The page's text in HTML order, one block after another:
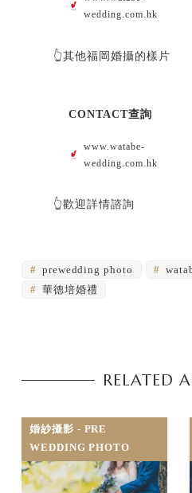
wedding.com.hk
👆其他福岡婚攝的樣片
CONTACT查詢
www.watabe-
wedding.com.hk
👆歡迎詳情諮詢
prewedding photo
華德培婚禮
RELATED
婚紗攝影 - PRE
WEDDING PHOTO